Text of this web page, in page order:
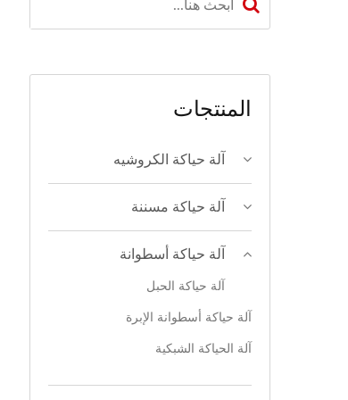
المنتجات
آلة حياكة الكروشيه
آلة حياكة مسننة
آلة حياكة أسطوانة
آلة حياكة الحبل
آلة حياكة أسطوانة الإبرة
آلة الحياكة الشبكية